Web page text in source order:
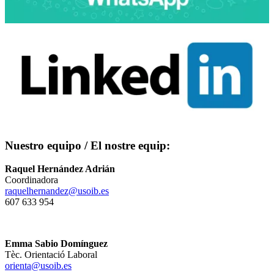
Nuestro equipo / El nostre equip:
Raquel Hernández Adrián
Coordinadora
raquelhernandez@usoib.es
607 633 954
Emma Sabio Domínguez
Tèc. Orientació Laboral
orienta@usoib.es